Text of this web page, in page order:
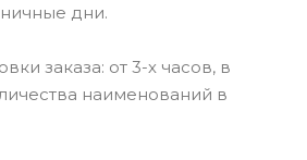
дни.
заказа: от 3-х часов, в
наименований в